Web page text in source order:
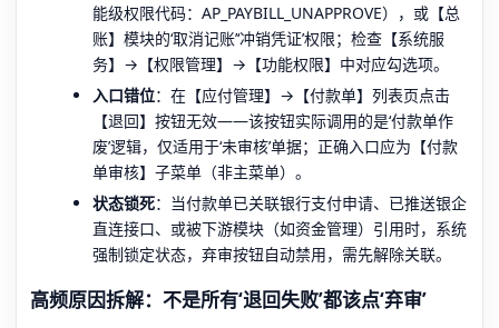
能级权限代码：AP_PAYBILL_UNAPPROVE），或【总
账】模块的‘取消记账’‘冲销凭证’权限；检查【系统服
务】→【权限管理】→【功能权限】中对应勾选项。
入口错位：在【应付管理】→【付款单】列表页点击
【退回】按钮无效——该按钮实际调用的是‘付款单作
废’逻辑，仅适用于‘未审核’单据；正确入口应为【付款
单审核】子菜单（非主菜单）。
状态锁死：当付款单已关联银行支付申请、已推送银企
直连接口、或被下游模块（如资金管理）引用时，系统
强制锁定状态，弃审按钮自动禁用，需先解除关联。
高频原因拆解：不是所有‘退回失败’都该点‘弃审’